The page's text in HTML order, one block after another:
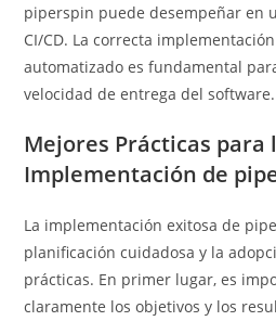
piperspin puede desempeñar en
CI/CD. La correcta
automatizado es fundamental
velocidad de entrega del software.
Mejores Prácticas para
Implementación de
La implementación exitosa de
planificación cuidadosa y la
prácticas. En primer lugar, es
claramente los objetivos y los